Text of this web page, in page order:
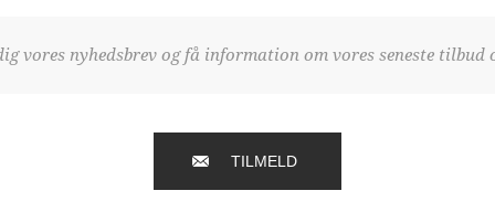
vores nyhedsbrev og få information om vores seneste tilbud
TILMELD